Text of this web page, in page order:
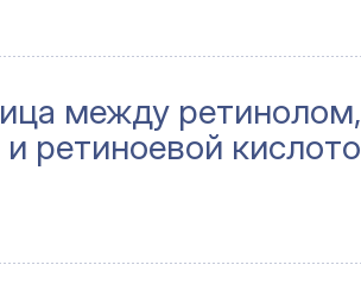
между ретинолом,
ретиноевой